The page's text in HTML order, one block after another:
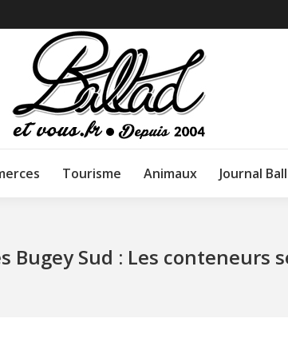
Tourisme Animaux Journal
Bugey Sud : Les conteneurs